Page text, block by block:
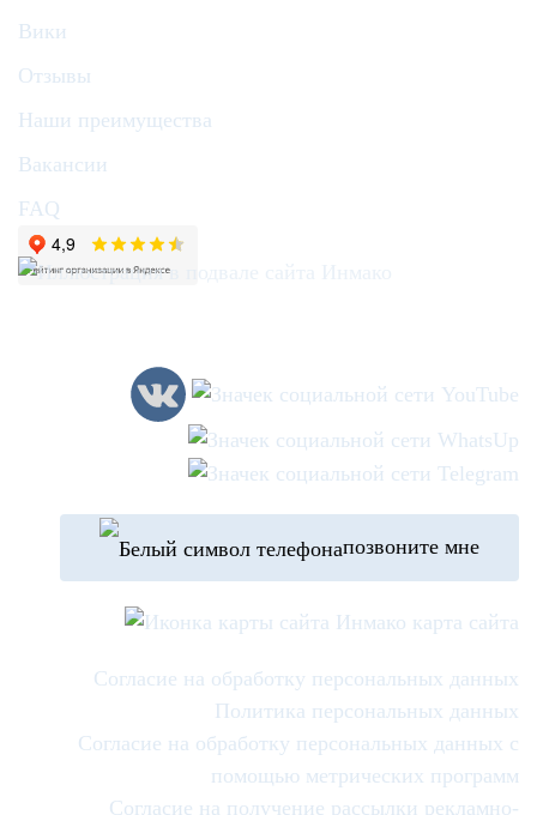
Вики
Отзывы
Наши преимущества
Вакансии
FAQ
позвоните мне
карта сайта
Согласие на обработку персональных данных
Политика персональных данных
Согласие на обработку персональных данных с
помощью метрических программ
Согласие на получение рассылки рекламно-